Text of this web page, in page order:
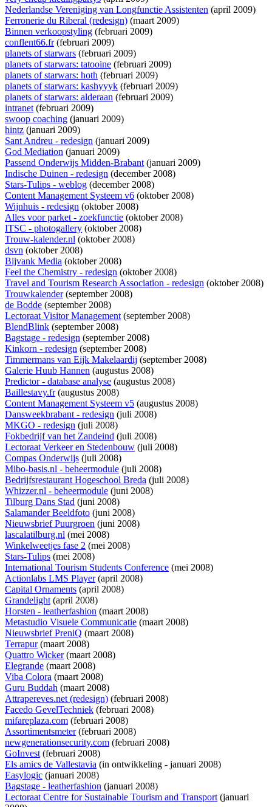
Nederlandse Vereniging van Longfunctie Assistenten (april 2009)
Ferronerie du Riberal (redesign) (maart 2009)
Binnen verkoopstyling (februari 2009)
conflent66.fr(februari 2009)
planets of starwars (februari 2009)
planets of starwars: tatooine (februari 2009)
planets of starwars: hoth (februari 2009)
planets of starwars: kashyyyk (februari 2009)
planets of starwars: alderaan (februari 2009)
intranet(februari 2009)
swoop coaching (januari 2009)
hintz (januari 2009)
Sant Andreu - redesign (januari 2009)
God Mediation (januari 2009)
Passend Onderwijs Midden-Brabant(januari 2009)
Indische Duinen - redesign (december 2008)
Stars-Tulips - weblog (december 2008)
Content Management Systeem v6 (oktober 2008)
Wijnhuis - redesign (oktober 2008)
Alles voor parket - zoekfunctie (oktober 2008)
ITSC - photogallery (oktober 2008)
Trouw-kalender.nl (oktober 2008)
dsvn (oktober 2008)
Bijvank Media (oktober 2008)
Feel the Chemistry - redesign (oktober 2008)
Travel and Tourism Research Association - redesign (oktober 2008)
Trouwkalender(september 2008)
de Bodde (september 2008)
Lectoraat Visitor Management(september 2008)
BlendBlink (september 2008)
Bagstage - redesign (september 2008)
Kinkorn - redesign (september 2008)
Timmermans van Eijk Makelaardij (september 2008)
Galerie Huub Hannen (augustus 2008)
Predictor - database analyse (augustus 2008)
Baillestavy.fr(augustus 2008)
Content Management Systeem v5 (augustus 2008)
Dansweekbrabant - redesign (juli 2008)
MKGO - redesign (juli 2008)
Fokbedrijf van het Zandeind (juli 2008)
Lectoraat Verkeer en Stedenbouw (juli 2008)
Compas Onderwijs (juli 2008)
Mibo-basis.nl - beheermodule (juli 2008)
Bedrijfsrestaurant Hogeschool Breda (juli 2008)
Whizzer.nl - beheermodule (juni 2008)
Tilburg Dans Stad (juni 2008)
Salamander Beeldfoto (juni 2008)
Nieuwsbrief Puurgroen (juni 2008)
lascalatilburg.nl (mei 2008)
Winkelweetjes fase 2 (mei 2008)
Stars-Tulips (mei 2008)
International Tourism Students Conference (mei 2008)
Actionlabs LMS Player(april 2008)
Capital Ornaments (april 2008)
Grandelight(april 2008)
Horsten - leatherfashion (maart 2008)
Metastudio Visuele Communicatie (maart 2008)
Nieuwsbrief PreniQ (maart 2008)
Terrapur(maart 2008)
Quattro Wicker(maart 2008)
Elegrande (maart 2008)
Viba Colora (maart 2008)
Guru Buddah (maart 2008)
Attrapereves.net (redesign) (februari 2008)
Facedo GevelTechniek (februari 2008)
mifareplaza.com (februari 2008)
Assortimentsmeter(februari 2008)
newgenerationsecurity.com (februari 2008)
GoInvest(februari 2008)
Els amics de Vallestavia (in ontwikkeling - januari 2008)
Easylogic (januari 2008)
Bagstage - leatherfashion (januari 2008)
Lectoraat Centre for Sustainable Tourism and Transport(januari